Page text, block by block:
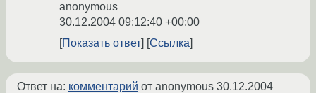
anonymous
30.12.2004 09:12:40 +00:00
Показать ответ
Ссылка
Ответ на: комментарий от anonymous 30.12.2004